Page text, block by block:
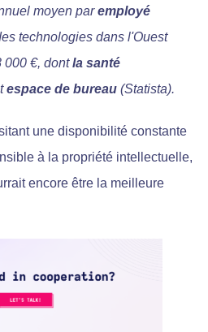
moyen paremployé
technologies dans l'Ouest
000 €, dontla santé
espace de bureau (Statista).
une disponibilité constante
à la propriété intellectuelle,
encore être la meilleure